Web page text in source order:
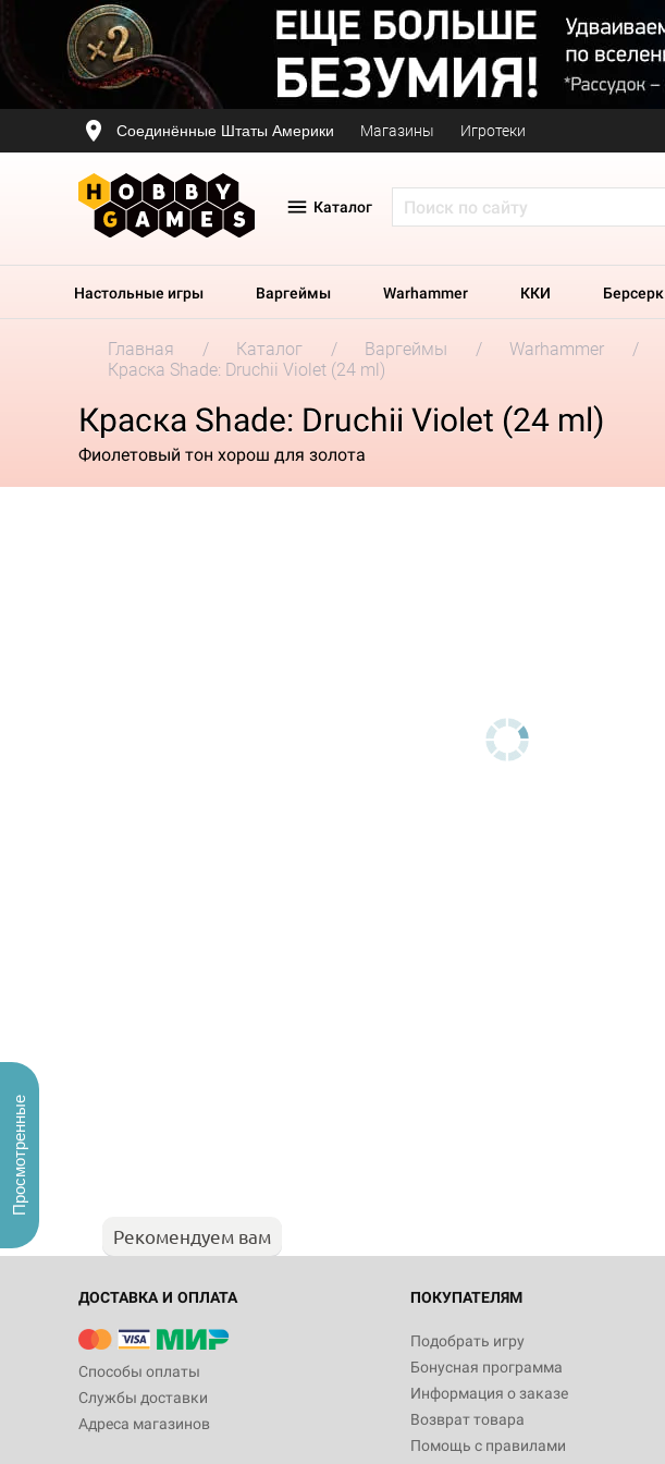
Соединённые Штаты Америки Магазины Игротеки
Каталог
Настольные игры Варгеймы Warhammer ККИ Берсерк
Главная Каталог Варгеймы Warhammer
Краска Shade: Druchii Violet (24 ml)
Краска Shade: Druchii Violet (24 ml)
Фиолетовый тон хорош для золота
Рекомендуем вам
ДОСТАВКА И ОПЛАТА
Способы оплаты
Службы доставки
Адреса магазинов
ПОКУПАТЕЛЯМ
Подобрать игру
Бонусная программа
Информация о заказе
Возврат товара
Помощь с правилами
Просмотренные